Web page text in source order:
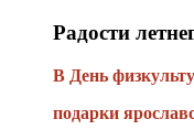
Радости
В День
подарки